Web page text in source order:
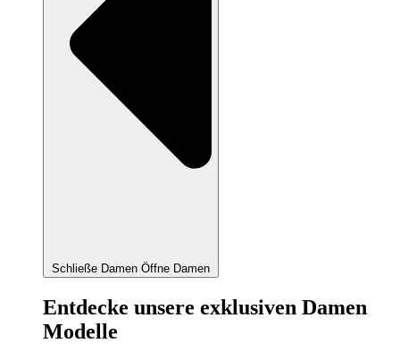
Schließe Damen Öffne Damen
Entdecke unsere exklusiven Damen
Modelle